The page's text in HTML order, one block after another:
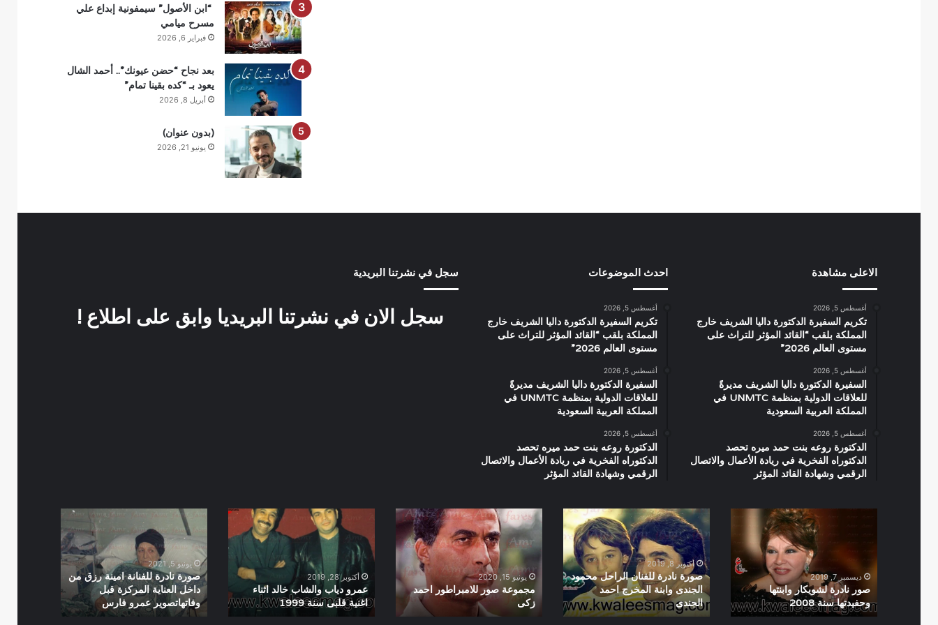
“ابن الأصول” سيمفونية إبداع علي
مسرح ميامي
فبراير 6, 2026
بعد نجاح “حضن عيونك”.. أحمد الشال
يعود بـ “كده بقينا تمام”
أبريل 8, 2026
(بدون عنوان)
يونيو 21, 2026
الاعلى مشاهدة
أغسطس 5, 2026
تكريم السفيرة الدكتورة داليا الشريف خارج
المملكة بلقب “القائد المؤثر للتراث على
مستوى العالم 2026”
أغسطس 5, 2026
السفيرة الدكتورة داليا الشريف مديرةً
للعلاقات الدولية بمنظمة UNMTC في
المملكة العربية السعودية
أغسطس 5, 2026
الدكتورة روعه بنت حمد ميره تحصد
الدكتوراه الفخرية في ريادة الأعمال والاتصال
الرقمي وشهادة القائد المؤثر
احدث الموضوعات
أغسطس 5, 2026
تكريم السفيرة الدكتورة داليا الشريف خارج
المملكة بلقب “القائد المؤثر للتراث على
مستوى العالم 2026”
أغسطس 5, 2026
السفيرة الدكتورة داليا الشريف مديرةً
للعلاقات الدولية بمنظمة UNMTC في
المملكة العربية السعودية
أغسطس 5, 2026
الدكتورة روعه بنت حمد ميره تحصد
الدكتوراه الفخرية في ريادة الأعمال والاتصال
الرقمي وشهادة القائد المؤثر
سجل في نشرتنا البريدية
سجل الان في نشرتنا البريديا وابق على اطلاع !
وابنتها
وحفيدتها
سنة
2008
ديسمبر 7, 2019
صور نادرة لشويكار وابنتها
وحفيدتها سنة 2008
صورة
نادرة
للفنان
الراحل
محمود
الجندى
وابنة
المخرج
أكتوبر 8, 2019
صورة نادرة للفنان الراحل محمود
الجندى وابنة المخرج احمد
الجندى
مجموعة
صور
للامبراطور
زكىيونيو 15, 2020
مجموعة صور للامبراطور احمد
زكى
والشاب
خالد
اثناء
اغنية
قلبى
سنة
أكتوبر 28, 2019
عمرو دياب والشاب خالد اثناء
اغنية قلبى سنة 1999
نادرة
للفنانة
امينة
رزق
من
داخل
العناية
يونيو 5, 2021
صورة نادرة للفنانة امينة رزق من
داخل العناية المركزة قبل
وفاتهاتصوير عمرو فارس